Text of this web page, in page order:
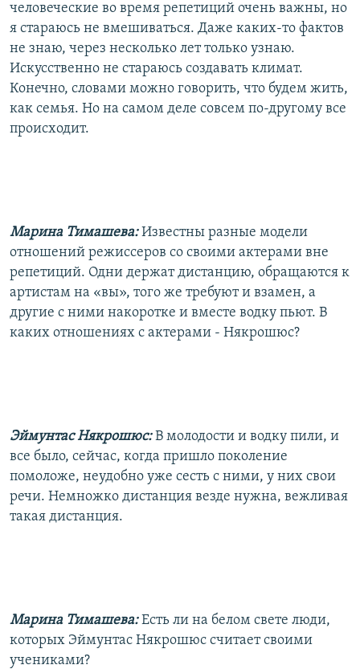
человеческие во время репетиций очень важны, но
я стараюсь не вмешиваться. Даже каких-то фактов
не знаю, через несколько лет только узнаю.
Искусственно не стараюсь создавать климат.
Конечно, словами можно говорить, что будем жить,
как семья. Но на самом деле совсем по-другому все
происходит.
Марина Тимашева:Известны разные модели
отношений режиссеров со своими актерами вне
репетиций. Одни держат дистанцию, обращаются к
артистам на «вы», того же требуют и взамен, а
другие с ними накоротке и вместе водку пьют. В
каких отношениях с актерами - Някрошюс?
Эймунтас Някрошюс:В молодости и водку пили, и
все было, сейчас, когда пришло поколение
помоложе, неудобно уже сесть с ними, у них свои
речи. Немножко дистанция везде нужна, вежливая
такая дистанция.
Марина Тимашева:Есть ли на белом свете люди,
которых Эймунтас Някрошюс считает своими
учениками?